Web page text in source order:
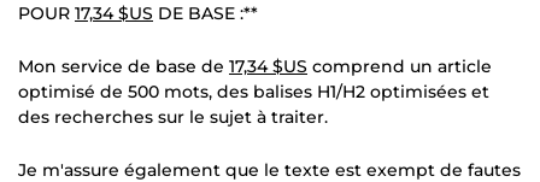
POUR 17,34 $US DE BASE :**
Mon service de base de 17,34 $US comprend un article
optimisé de 500 mots, des balises H1/H2 optimisées et
des recherches sur le sujet à traiter.
Je m'assure également que le texte est exempt de fautes